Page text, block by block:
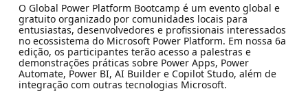
O Global Power Platform Bootcamp é um evento global e
gratuito organizado por comunidades locais para
entusiastas, desenvolvedores e profissionais interessados
no ecossistema do Microsoft Power Platform. Em nossa 6a
edição, os participantes terão acesso a palestras e
demonstrações práticas sobre Power Apps, Power
Automate, Power BI, AI Builder e Copilot Studo, além de
integração com outras tecnologias Microsoft.